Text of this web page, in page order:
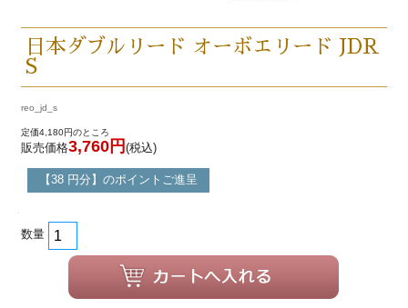
日本ダブルリード オーボエリード JDR
S
reo_jd_s
定価4,180円のところ
販売価格3,760円 (税込)
【38 円分】のポイントご進呈
数量